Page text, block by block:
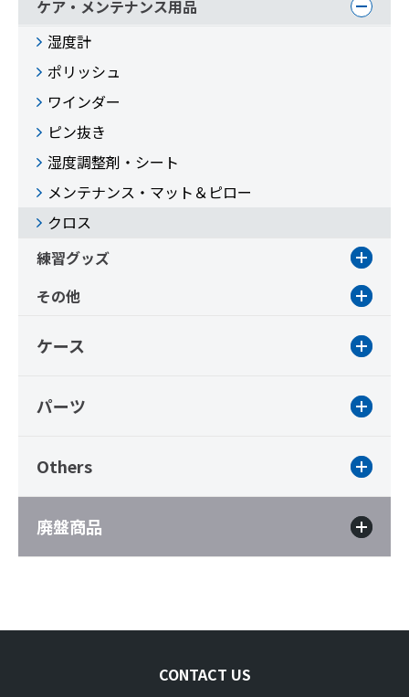
ケア・メンテナンス用品
湿度計
ポリッシュ
ワインダー
ピン抜き
湿度調整剤・シート
メンテナンス・マット＆ピロー
クロス
練習グッズ
その他
ケース
パーツ
Others
廃盤商品
CONTACT US